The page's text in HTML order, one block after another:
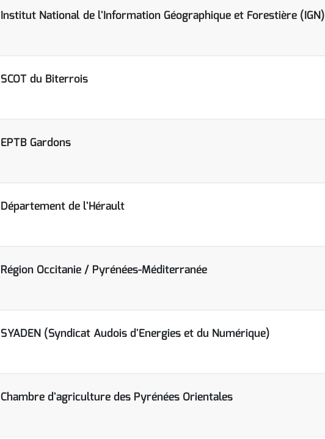
Institut National de l'Information Géographique et Forestière (IGN)
SCOT du Biterrois
EPTB Gardons
Département de l'Hérault
Région Occitanie / Pyrénées-Méditerranée
SYADEN (Syndicat Audois d'Energies et du Numérique)
Chambre d'agriculture des Pyrénées Orientales